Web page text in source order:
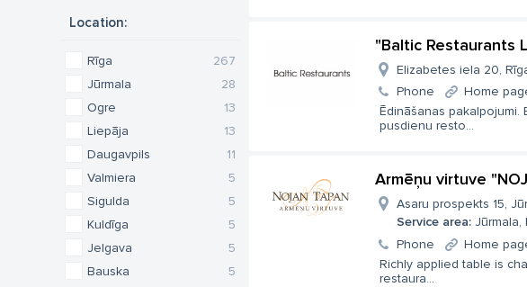
Location:
267
Rīga
28
Jūrmala
13
Ogre
13
Liepāja
11
Daugavpils
5
Valmiera
5
Sigulda
5
Kuldīga
5
Jelgava
5
Bauska
"Baltic Restaurants
Elizabetes iela 20,
Phone
Home
Ēdināšanas
pusdienu resto...
Armēņu virtuve
Asaru prospekts 15,
Service area: Jūrmala,
Phone
Home
Richly applied table is
restaura...